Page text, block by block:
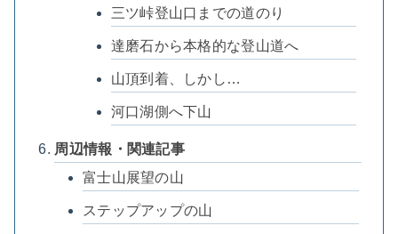
三ツ峠登山口までの道のり
達磨石から本格的な登山道へ
山頂到着、しかし…
河口湖側へ下山
周辺情報・関連記事
富士山展望の山
ステップアップの山